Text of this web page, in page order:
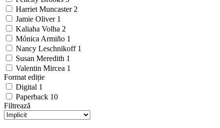
Harriet Muncaster 2
Jamie Oliver 1
Kaliaha Volha 2
Mónica Armiño 1
Nancy Leschnikoff 1
Susan Meredith 1
Valentin Mircea 1
Format ediție
Digital 1
Paperback 10
Filtrează